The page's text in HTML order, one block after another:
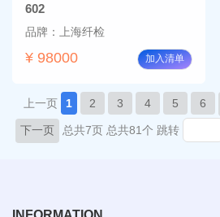
602
品牌：上海纤检
¥ 98000 加入清单
上一页 1 2 3 4 5 6
下一页 总共7页 总共81个 跳转